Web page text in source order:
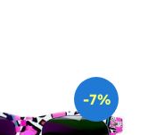
-7%